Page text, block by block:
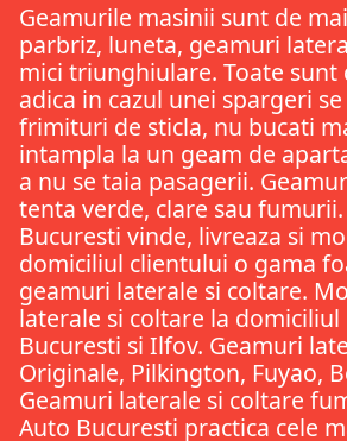
Geamurile masinii sunt de
parbriz, luneta, geamuri
mici triunghiulare. Toate sunt
adica in cazul unei spargeri
frimituri de sticla, nu bucati
intampla la un geam de
a nu se taia pasagerii.
tenta verde, clare sau
Bucuresti vinde, livreaza si
domiciliul clientului o gama
geamuri laterale si coltare.
laterale si coltare la
Bucuresti si Ilfov. Geamuri
Originale, Pilkington, Fuyao,
Geamuri laterale si coltare
Auto Bucuresti practica cele